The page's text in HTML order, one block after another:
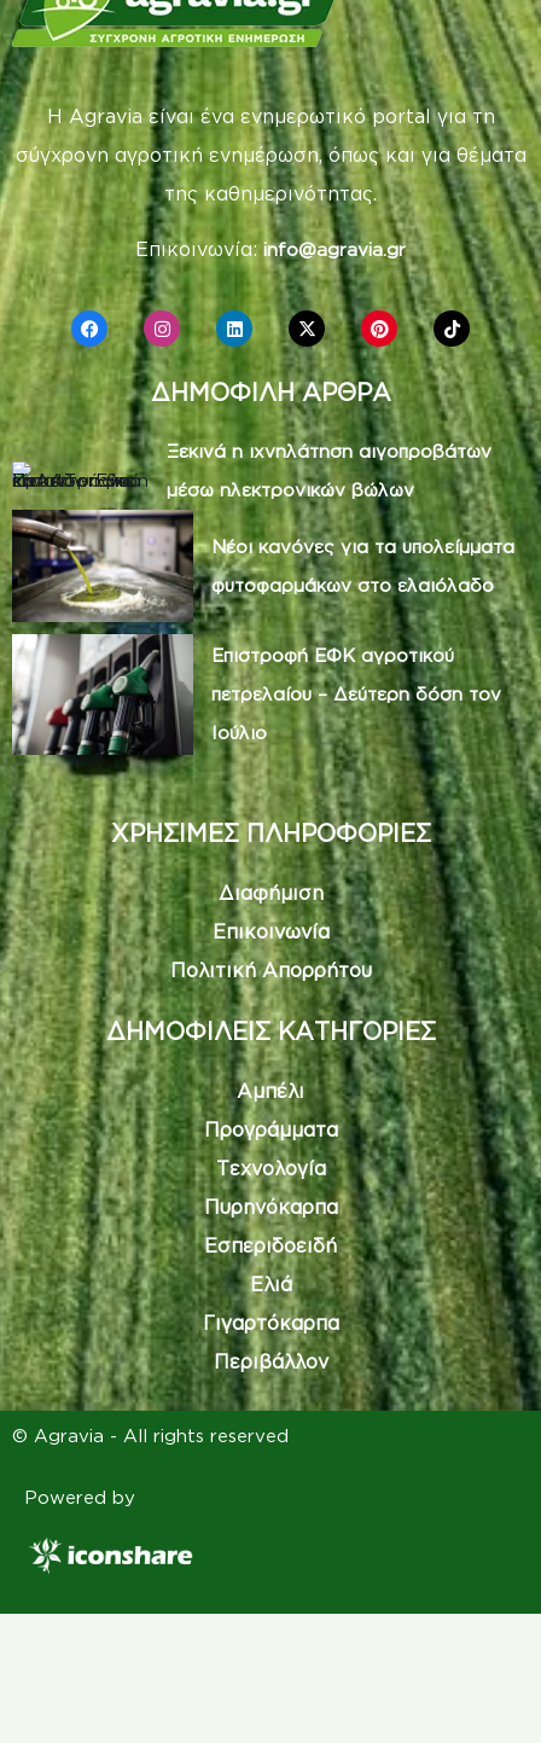
Η Agravia είναι ένα ενημερωτικό portal για τη
σύγχρονη αγροτική ενημέρωση, όπως και για θέματα
της καθημερινότητας.
Επικοινωνία: info@agravia.gr
ΔΗΜΟΦΙΛΗ ΑΡΘΡΑ
Ξεκινά η ιχνηλάτηση αιγοπροβάτων
μέσω ηλεκτρονικών βώλων
Νέοι κανόνες για τα υπολείμματα
φυτοφαρμάκων στο ελαιόλαδο
Επιστροφή ΕΦΚ αγροτικού
πετρελαίου – Δεύτερη δόση τον
Ιούλιο
ΧΡΗΣΙΜΕΣ ΠΛΗΡΟΦΟΡΙΕΣ
Διαφήμιση
Επικοινωνία
Πολιτική Απορρήτου
ΔΗΜΟΦΙΛΕΙΣ ΚΑΤΗΓΟΡΙΕΣ
Αμπέλι
Προγράμματα
Τεχνολογία
Πυρηνόκαρπα
Εσπεριδοειδή
Ελιά
Γιγαρτόκαρπα
Περιβάλλον
© Agravia - All rights reserved
Powered by